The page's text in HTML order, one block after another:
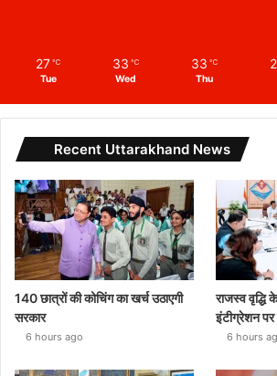
27 ℃
Tue
33 ℃
Wed
33 ℃
Thu
Recent Uttarakhand News
140 छात्रों की कोचिंग का खर्च उठाएगी
सरकार
6 hours ago
राजस्व
इंटीग्रेशन पर
6 hours